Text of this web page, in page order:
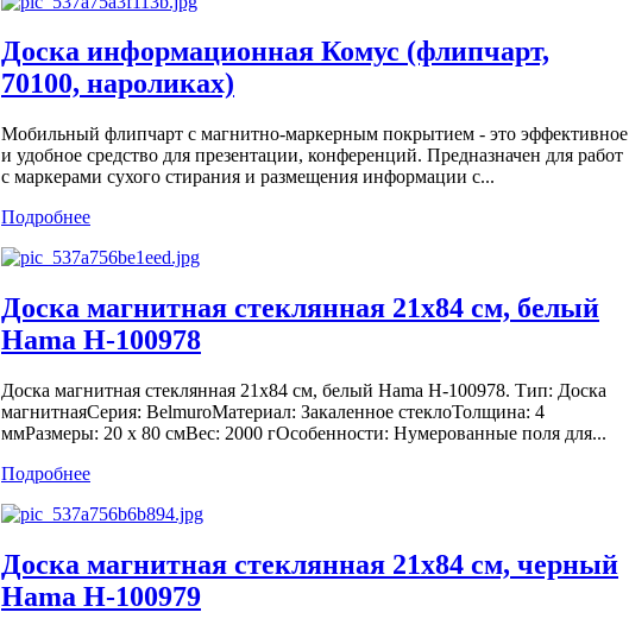
Доска информационная Комус (флипчарт,
70100, нароликах)
Мобильный флипчарт с магнитно-маркерным покрытием - это эффективное
и удобное средство для презентации, конференций. Предназначен для работ
с маркерами сухого стирания и размещения информации с...
Подробнее
Доска магнитная стеклянная 21х84 см, белый
Hama H-100978
Доска магнитная стеклянная 21х84 см, белый Hama H-100978. Тип: Доска
магнитнаяСерия: BelmuroМатериал: Закаленное стеклоТолщина: 4
ммРазмеры: 20 x 80 смВес: 2000 гОсобенности: Нумерованные поля для...
Подробнее
Доска магнитная стеклянная 21х84 см, черный
Hama H-100979